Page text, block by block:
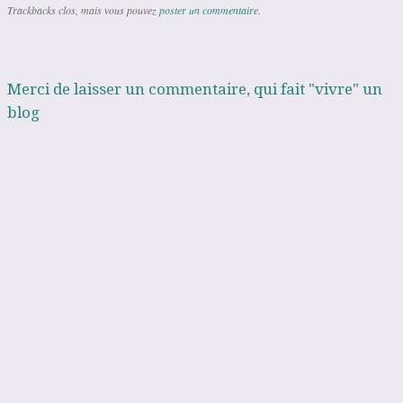
Trackbacks clos, mais vous pouvezposter un commentaire.
Merci de laisser un commentaire, qui fait "vivre" un
blog